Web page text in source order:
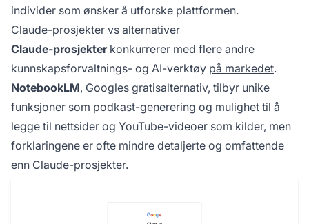
individer som ønsker å utforske plattformen.
Claude-prosjekter vs alternativer
Claude-prosjekterkonkurrerer med flere andre
kunnskapsforvaltnings- og AI-verktøy på markedet.
NotebookLM, Googles gratisalternativ, tilbyr unike
funksjoner som podkast-generering og mulighet til å
legge til nettsider og YouTube-videoer som kilder, men
forklaringene er ofte mindre detaljerte og omfattende
enn Claude-prosjekter.